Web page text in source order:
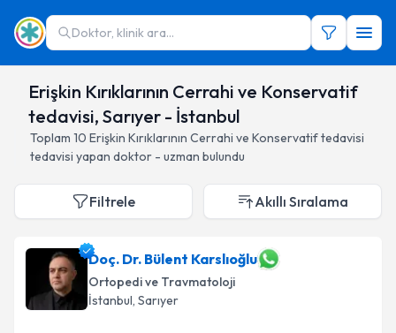
Doktor, klinik ara...
Erişkin Kırıklarının Cerrahi ve Konservatif
tedavisi, Sarıyer - İstanbul
Toplam 10 Erişkin Kırıklarının Cerrahi ve Konservatif tedavisi
tedavisi yapan doktor - uzman bulundu
Filtrele Akıllı Sıralama
Doç. Dr. Bülent Karslıoğlu
Ortopedi ve Travmatoloji
İstanbul, Sarıyer